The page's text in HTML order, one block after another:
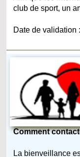
club de sport, un
Date de validation
Comment
La bienveillance